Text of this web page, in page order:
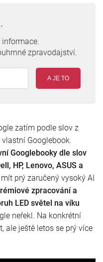
informace.
zpravodajství.
A JE TO
zatím podle slov z
Googlebook.
Googlebooky dle slov
HP, Lenovo, ASUS a
prý zaručený vysoký AI
zpracování a
LED světel na víku
neřekl. Na konkrétní
ale ještě letos se prý více